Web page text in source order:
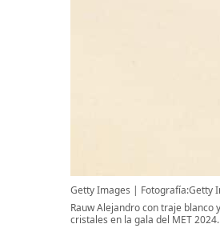
Getty Images
Fotografía:Getty
Rauw Alejandro con traje blanco
cristales en la gala del MET 2024.